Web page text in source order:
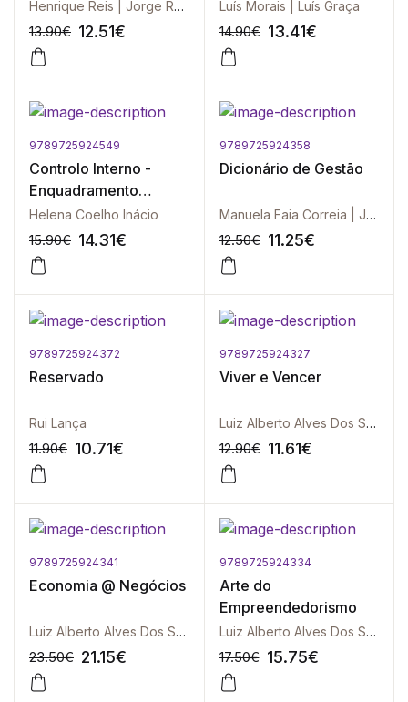
Henrique Reis | Jorge Rodrigues
13.90€ 12.51€
a Lusofonia
Luís Morais | Luís Graça
14.90€ 13.41€
9789725924549
Controlo Interno -
Enquadramento
Teórico e Aplicação
Prática
Helena Coelho Inácio
15.90€ 14.31€
9789725924358
Dicionário de Gestão
Manuela Faia Correia | Joaquim Casaca | Fernando Gaspar | João Pedro Lucena | Carlos Barracho | Fernando Barracho
12.50€ 11.25€
9789725924372
Reservado
Rui Lança
11.90€ 10.71€
9789725924327
Viver e Vencer
Luiz Alberto Alves Dos Santos
12.90€ 11.61€
9789725924341
Economia @ Negócios
Luiz Alberto Alves Dos Santos
23.50€ 21.15€
9789725924334
Arte do
Empreendedorismo
Luiz Alberto Alves Dos Santos
17.50€ 15.75€